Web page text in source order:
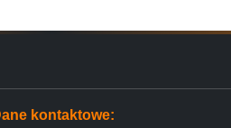
kontaktowe: